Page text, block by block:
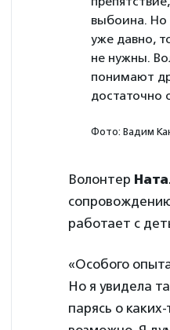
выбоина. Но
уже давно,
не нужны.
понимают
достаточно
Фото: Вадим
Волонтер
работает с
«Особого
Но я увидела
парясь о